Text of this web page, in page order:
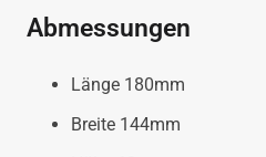
Abmessungen
Länge 180mm
Breite 144mm